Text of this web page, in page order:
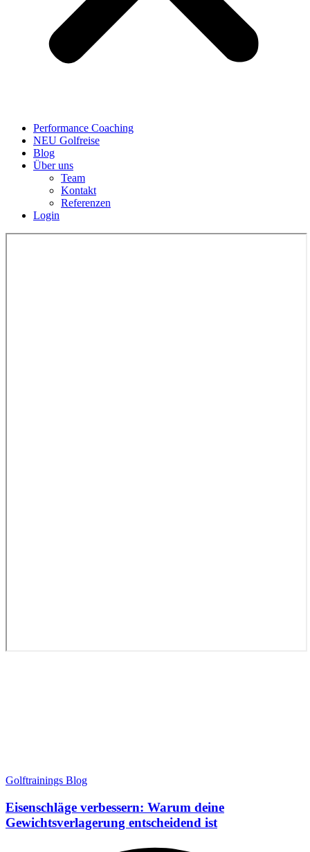
Performance Coaching
NEU Golfreise
Blog
Über uns
Team
Kontakt
Referenzen
Login
Golftrainings Blog
Eisenschläge verbessern: Warum deine
Gewichtsverlagerung entscheidend ist